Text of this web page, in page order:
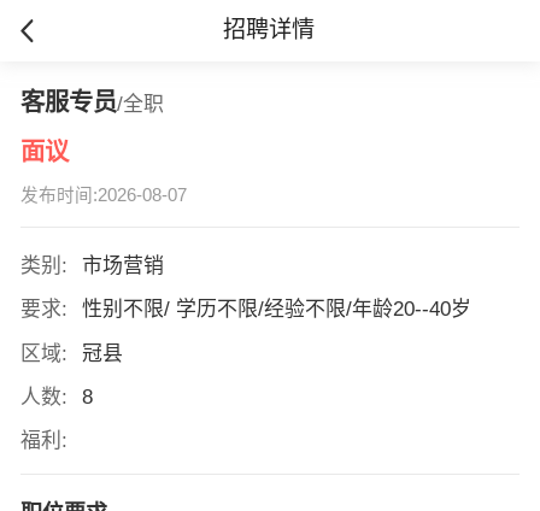
招聘详情
客服专员/全职
面议
发布时间:2026-08-07
类别:
市场营销
要求:
性别不限/ 学历不限/经验不限/年龄20--40岁
区域:
冠县
人数:
8
福利: